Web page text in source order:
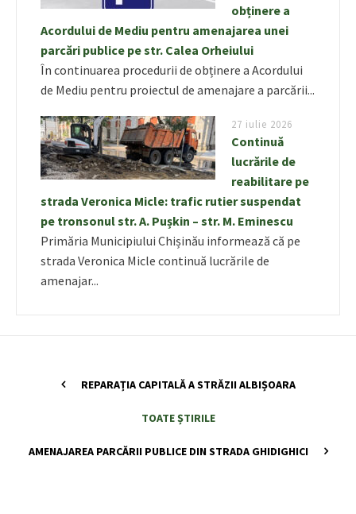
obținere a
Acordului de Mediu pentru amenajarea unei
parcări publice pe str. Calea Orheiului
În continuarea procedurii de obținere a Acordului
de Mediu pentru proiectul de amenajare a parcării...
27 iulie 2026
Continuă
lucrările de
reabilitare pe
strada Veronica Micle: trafic rutier suspendat
pe tronsonul str. A. Pușkin – str. M. Eminescu
Primăria Municipiului Chișinău informează că pe
strada Veronica Micle continuă lucrările de
amenajar...
REPARAȚIA CAPITALĂ A STRĂZII ALBIȘOARA
TOATE ȘTIRILE
AMENAJAREA PARCĂRII PUBLICE DIN STRADA GHIDIGHICI